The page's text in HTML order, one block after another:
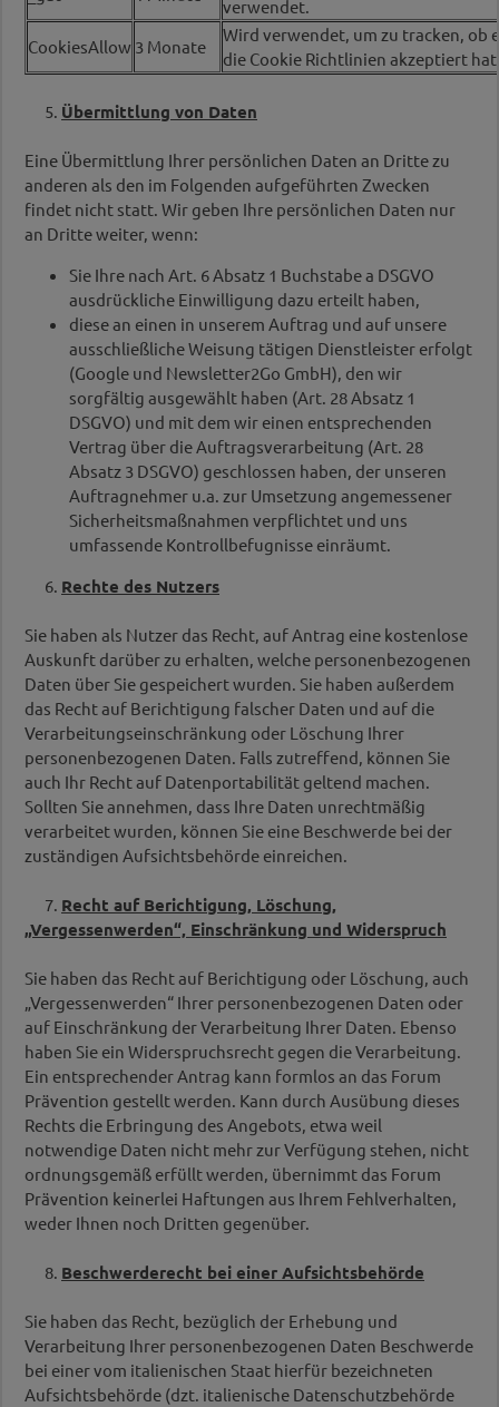
verwendet.
CookiesAllow 3 Monate
Wird verwendet, um zu tracken, ob
die Cookie Richtlinien akzeptiert
5. Übermittlung von Daten
Eine Übermittlung Ihrer persönlichen Daten an Dritte zu
anderen als den im Folgenden aufgeführten Zwecken
findet nicht statt. Wir geben Ihre persönlichen Daten nur
an Dritte weiter, wenn:
Sie Ihre nach Art. 6 Absatz 1 Buchstabe a DSGVO
ausdrückliche Einwilligung dazu erteilt haben,
diese an einen in unserem Auftrag und auf unsere
ausschließliche Weisung tätigen Dienstleister erfolgt
(Google und Newsletter2Go GmbH), den wir
sorgfältig ausgewählt haben (Art. 28 Absatz 1
DSGVO) und mit dem wir einen entsprechenden
Vertrag über die Auftragsverarbeitung (Art. 28
Absatz 3 DSGVO) geschlossen haben, der unseren
Auftragnehmer u.a. zur Umsetzung angemessener
Sicherheitsmaßnahmen verpflichtet und uns
umfassende Kontrollbefugnisse einräumt.
6. Rechte des Nutzers
Sie haben als Nutzer das Recht, auf Antrag eine kostenlose
Auskunft darüber zu erhalten, welche personenbezogenen
Daten über Sie gespeichert wurden. Sie haben außerdem
das Recht auf Berichtigung falscher Daten und auf die
Verarbeitungseinschränkung oder Löschung Ihrer
personenbezogenen Daten. Falls zutreffend, können Sie
auch Ihr Recht auf Datenportabilität geltend machen.
Sollten Sie annehmen, dass Ihre Daten unrechtmäßig
verarbeitet wurden, können Sie eine Beschwerde bei der
zuständigen Aufsichtsbehörde einreichen.
7. Recht auf Berichtigung, Löschung,
„Vergessenwerden“, Einschränkung und Widerspruch
Sie haben das Recht auf Berichtigung oder Löschung, auch
„Vergessenwerden“ Ihrer personenbezogenen Daten oder
auf Einschränkung der Verarbeitung Ihrer Daten. Ebenso
haben Sie ein Widerspruchsrecht gegen die Verarbeitung.
Ein entsprechender Antrag kann formlos an das Forum
Prävention gestellt werden. Kann durch Ausübung dieses
Rechts die Erbringung des Angebots, etwa weil
notwendige Daten nicht mehr zur Verfügung stehen, nicht
ordnungsgemäß erfüllt werden, übernimmt das Forum
Prävention keinerlei Haftungen aus Ihrem Fehlverhalten,
weder Ihnen noch Dritten gegenüber.
8. Beschwerderecht bei einer Aufsichtsbehörde
Sie haben das Recht, bezüglich der Erhebung und
Verarbeitung Ihrer personenbezogenen Daten Beschwerde
bei einer vom italienischen Staat hierfür bezeichneten
Aufsichtsbehörde (dzt. italienische Datenschutzbehörde